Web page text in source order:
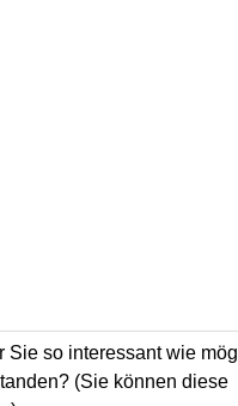
Sie so interessant wie
(Sie können diese